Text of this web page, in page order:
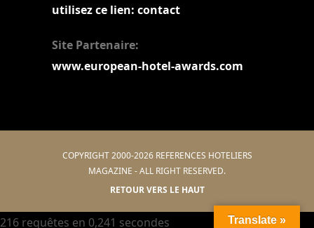
utilisez ce lien: contact
Site Partenaire:
www.european-hotel-awards.com
COPYRIGHT 2000-2026 REFERENCES HOTELIERS
MAGAZINE - ALL RIGHT RESERVED.
RETOUR VERS LE HAUT
Translate »
216 requêtes en 0,241 secondes